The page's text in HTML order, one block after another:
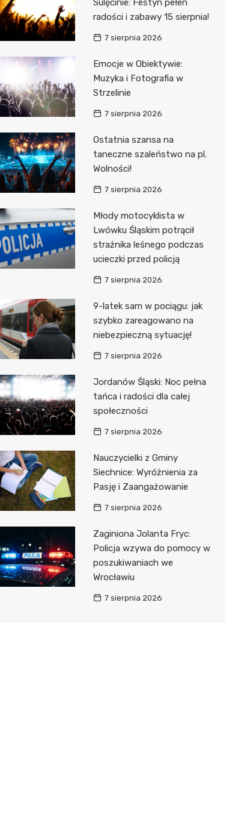
Sulęcinie: Festyn pełen
radości i zabawy 15 sierpnia!
7 sierpnia 2026
Emocje w Obiektywie:
Muzyka i Fotografia w
Strzelinie
7 sierpnia 2026
Ostatnia szansa na
taneczne szaleństwo na pl.
Wolności!
7 sierpnia 2026
Młody motocyklista w
Lwówku Śląskim potrącił
strażnika leśnego podczas
ucieczki przed policją
7 sierpnia 2026
9-latek sam w pociągu: jak
szybko zareagowano na
niebezpieczną sytuację!
7 sierpnia 2026
Jordanów Śląski: Noc pełna
tańca i radości dla całej
społeczności
7 sierpnia 2026
Nauczycielki z Gminy
Siechnice: Wyróżnienia za
Pasję i Zaangażowanie
7 sierpnia 2026
Zaginiona Jolanta Fryc:
Policja wzywa do pomocy w
poszukiwaniach we
Wrocławiu
7 sierpnia 2026